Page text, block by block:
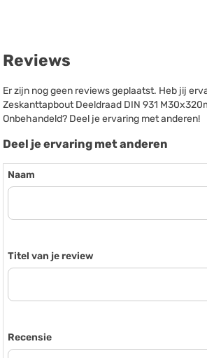
Reviews
Er zijn nog geen reviews geplaatst. Heb jij
Zeskanttapbout Deeldraad DIN 931
Onbehandeld? Deel je ervaring met anderen!
Deel je ervaring met anderen
Naam
Titel van je review
Recensie